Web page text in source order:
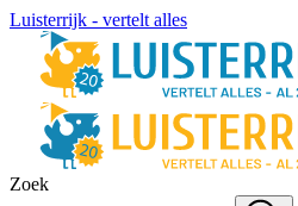
Luisterrijk - vertelt alles
Zoek